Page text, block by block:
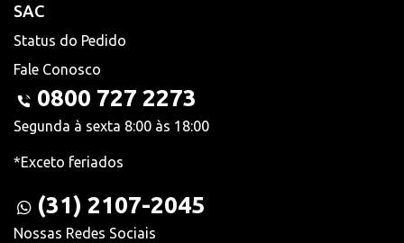
SAC
Status do Pedido
Fale Conosco
0800 727 2273
Segunda à sexta 8:00 às 18:00
*Exceto feriados
(31) 2107-2045
Nossas Redes Sociais